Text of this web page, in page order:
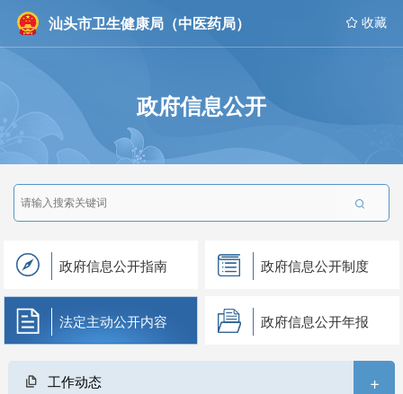
汕头市卫生健康局（中医药局）  收藏
政府信息公开

政府信息公开指南 政府信息公开制度
法定主动公开内容 政府信息公开年报
工作动态 +